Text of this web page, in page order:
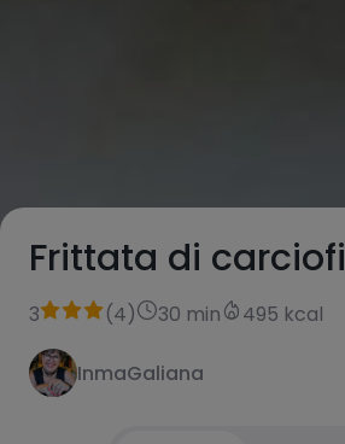
Frittata di carciofi
3 (4) 30 min 495 kcal
InmaGaliana